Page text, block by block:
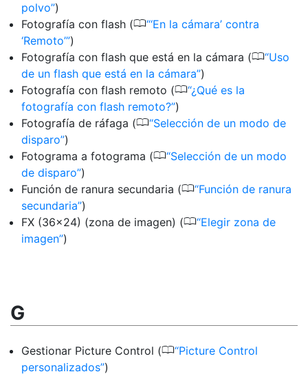
polvo )
Fotografía con flash (0 ‘En la cámara’ contra
‘Remoto’ )
Fotografía con flash que está en la cámara (0 Uso
de un flash que está en la cámara )
Fotografía con flash remoto (0 ¿Qué es la
fotografía con flash remoto? )
Fotografía de ráfaga (0 Selección de un modo de
disparo )
Fotograma a fotograma (0 Selección de un modo
de disparo )
Función de ranura secundaria (0 Función de ranura
secundaria )
FX (36×24) (zona de imagen) (0 Elegir zona de
imagen )
G
Gestionar Picture Control (0 Picture Control
personalizados )